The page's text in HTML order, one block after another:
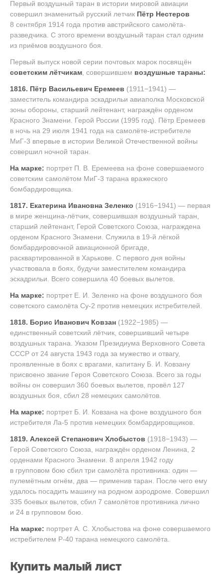
Первый воздушный таран в истории мировой авиации
совершил знаменитый русский летчик Пётр Нестеров
8 сентября 1914 года против австрийского самолёта-
разведчика. С этого времени воздушный таран стал одним
из приёмов воздушного боя.
Первый выпуск новой серии почтовых марок посвящён
советским лётчикам , совершившем воздушные тараны:
1816. Пётр Васильевич Еремеев (1911−1941) —
заместитель командира эскадрильи авиаполка Московской
зоны обороны, старший лейтенант, награждён орденом
Красного Знамени. Герой России (1995 год). Пётр Еремеев
в ночь на 29 июля 1941 года на самолёте-истребителе
МиГ-3 впервые в истории Великой Отечественной войны
совершил ночной таран.
На марке: портрет П. В. Еремеева на фоне совершаемого
советским самолётом МиГ-3 тарана вражеского
бомбардировщика.
1817. Екатерина Ивановна Зеленко (1916−1941) — первая
в мире женщина-лётчик, совершившая воздушный таран,
старший лейтенант, Герой Советского Союза, награждена
орденом Красного Знамени. Служила в 19-й лёгкой
бомбардировочной авиационной бригаде,
расквартированной в Харькове. С первого дня войны
участвовала в боях, будучи заместителем командира
эскадрильи. Всего совершила 40 боевых вылетов.
На марке: портрет Е. И. Зеленко на фоне воздушного боя
советского самолёта Су-2 против немецких истребителей.
1818. Борис Иванович Ковзан (1922−1985) —
единственный советский лётчик, совершивший четыре
воздушных тарана. Указом Президиума Верховного Совета
СССР от 24 августа 1943 года за мужество и отвагу,
проявленные в боях с врагами, капитану Б. И. Ковзану
присвоено звание Героя Советского Союза. Всего за годы
войны он совершил 360 боевых вылетов, провёл 127
воздушных боя, сбил 28 немецких самолётов.
На марке: портрет Б. И. Ковзана на фоне воздушного боя
истребителя Ла-5 против немецких бомбардировщиков.
1819. Алексей Степанович Хлобыстов (1918−1943) —
Герой Советского Союза, награждён орденом Ленина, 2
орденами Красного Знамени. 8 апреля 1942 году
в групповом бою сбил три самолёта противника: один —
пулемётным огнём, два — применив таран. После чего ему
удалось посадить машину на родном аэродроме. Совершил
335 боевых вылетов, сбил 7 самолётов противника лично
и 24 в групповом бою.
На марке: портрет А. С. Хлобыстова на фоне совершаемого
истребителем Р-40 тарана немецкого самолёта.
Купить малый лист